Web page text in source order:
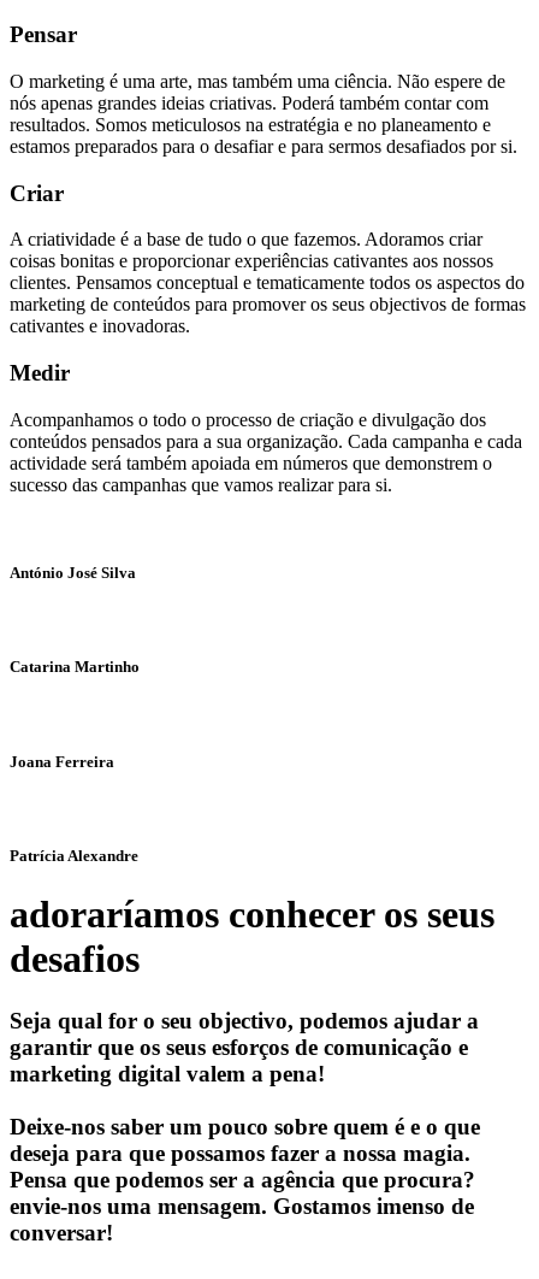
Pensar
O marketing é uma arte, mas também uma ciência. Não espere de
nós apenas grandes ideias criativas. Poderá também contar com
resultados. Somos meticulosos na estratégia e no planeamento e
estamos preparados para o desafiar e para sermos desafiados por si.
Criar
A criatividade é a base de tudo o que fazemos. Adoramos criar
coisas bonitas e proporcionar experiências cativantes aos nossos
clientes. Pensamos conceptual e tematicamente todos os aspectos do
marketing de conteúdos para promover os seus objectivos de formas
cativantes e inovadoras.
Medir
Acompanhamos o todo o processo de criação e divulgação dos
conteúdos pensados para a sua organização. Cada campanha e cada
actividade será também apoiada em números que demonstrem o
sucesso das campanhas que vamos realizar para si.
António José Silva
Catarina Martinho
Joana Ferreira
Patrícia Alexandre
adoraríamos conhecer os seus
desafios
Seja qual for o seu objectivo, podemos ajudar a
garantir que os seus esforços de comunicação e
marketing digital valem a pena!
Deixe-nos saber um pouco sobre quem é e o que
deseja para que possamos fazer a nossa magia.
Pensa que podemos ser a agência que procura?
envie-nos uma mensagem. Gostamos imenso de
conversar!